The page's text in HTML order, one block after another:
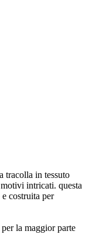
tracolla in tessuto
motivi intricati. questa
costruita per
la maggior parte